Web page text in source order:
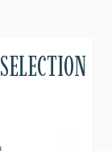
SELECTION